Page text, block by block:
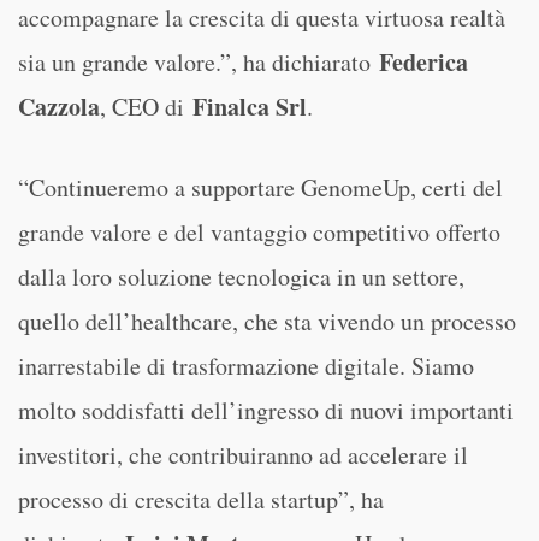
accompagnare la crescita di questa virtuosa realtà
sia un grande valore.”, ha dichiarato Federica
Cazzola, CEO di Finalca Srl.
“Continueremo a supportare GenomeUp, certi del
grande valore e del vantaggio competitivo offerto
dalla loro soluzione tecnologica in un settore,
quello dell’healthcare, che sta vivendo un processo
inarrestabile di trasformazione digitale. Siamo
molto soddisfatti dell’ingresso di nuovi importanti
investitori, che contribuiranno ad accelerare il
processo di crescita della startup”, ha